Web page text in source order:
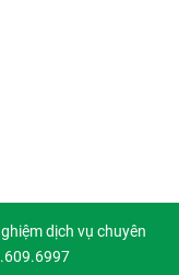
dịch vụ chuyên